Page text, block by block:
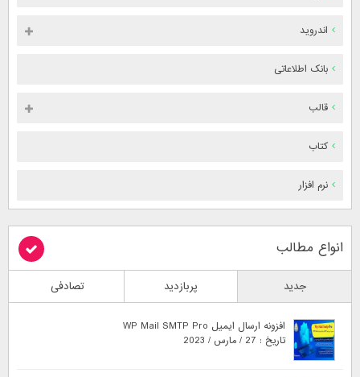
اندروید
بانک اطلاعاتی
قالب
کتاب
نرم افزار
انواع مطالب
جدید پربازدید تصادفی
افزونه ارسال ایمیل WP Mail SMTP Pro
تاریخ : 27 / مارس / 2023